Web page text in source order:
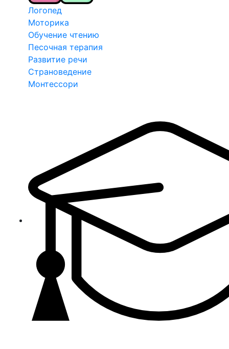
Логопед
Моторика
Обучение чтению
Песочная терапия
Развитие речи
Страноведение
Монтессори